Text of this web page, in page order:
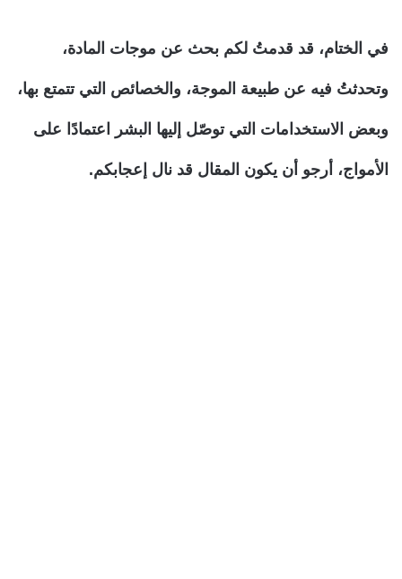
في الختام، قد قدمتُ لكم بحث عن موجات المادة،
وتحدثتُ فيه عن طبيعة الموجة، والخصائص التي تتمتع بها،
وبعض الاستخدامات التي توصّل إليها البشر اعتمادًا على
الأمواج، أرجو أن يكون المقال قد نال إعجابكم.